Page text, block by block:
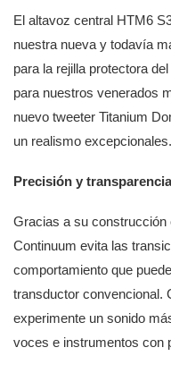
El altavoz central HTM6
nuestra nueva y todavía
para la rejilla protectora
para nuestros venerados
nuevo tweeter Titanium
un realismo excepcionales.
Precisión y transparencia
Gracias a su construcción
Continuum evita las
comportamiento que
transductor convencional.
experimente un sonido
voces e instrumentos con